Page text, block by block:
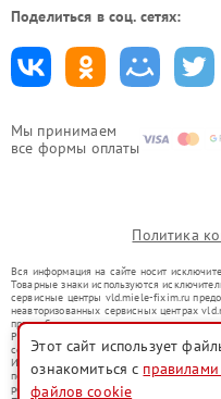
Мы принимаем
все формы оплаты
Поделиться в соц. сетях:
Политика
Вся информация на сайте носит
Товарные знаки используются
сервисные центры vld.miele-fixim.ru
неавторизованных сервисных центрах
правообладателями товарных знаков или
Ремонт осуществляется для устройств,
со статьей 1487 ГК РФ.
Использование товарных знаков не
потребителей в заблуждение, а служит
ремонту техники указанных брендов.
Этот сайт использует
ознакомиться с
файлов cookie